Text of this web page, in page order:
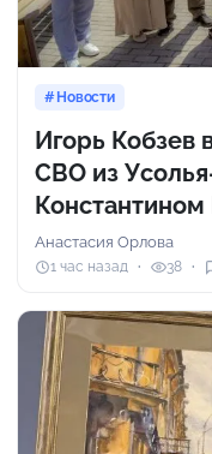
Новости
Игорь Кобзев
СВО из
Анастасия Орлова
1 час назад 38